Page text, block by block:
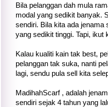
Bila pelanggan dah mula
modal yang sedikit banyak.
sendiri. Bila kita ada jenama
yang sedikit tinggi. Tapi, ikut
Kalau kualiti kain tak best,
pelanggan tak suka, nanti
lagi, sendu pula sell kita
MadihahScarf , adalah
sendiri sejak 4 tahun yang